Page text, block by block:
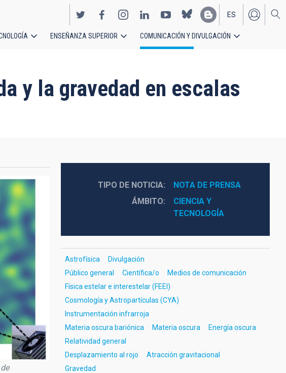
EN
ES
ENSEÑANZA SUPERIOR COMUNICACIÓN Y DIVULGACIÓN
y la gravedad en escalas
TIPO DE NOTICIA
NOTA DE PRENSA
ÁMBITO
CIENCIA Y
TECNOLOGÍA
Astrofísica
Divulgación
Público general
Científica/o
Medios de comunicación
Física estelar e interestelar (FEEI)
Cosmología y Astropartículas (CYA)
Instrumentación infrarroja
Materia oscura bariónica
Materia oscura
Energía oscura
Relatividad general
Desplazamiento al rojo
Atracción gravitacional
Gravedad